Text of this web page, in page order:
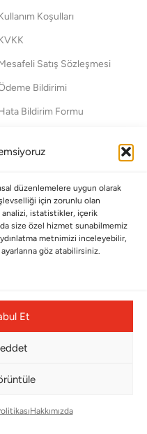
düzenlemelere uygun olarak
için zorunlu olan
istatistikler, içerik
size özel hizmet sunabilmemiz
metnimizi inceleyebilir,
göz atabilirsiniz.
Et
Hakkımızda
Koşulları
Satış Sözleşmesi
Bildirimi
Bildirim Formu
OLUN